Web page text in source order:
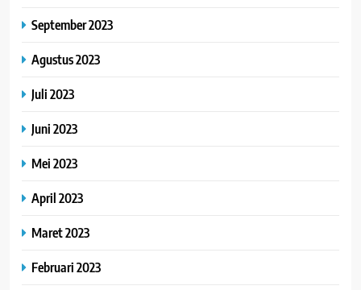
September 2023
Agustus 2023
Juli 2023
Juni 2023
Mei 2023
April 2023
Maret 2023
Februari 2023